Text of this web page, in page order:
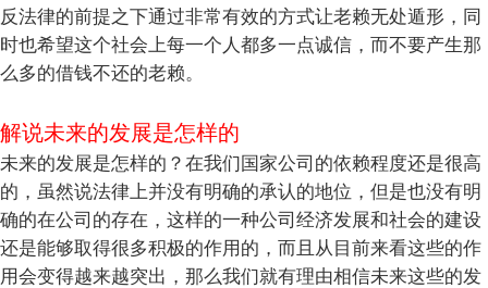
反法律的前提之下通过非常有效的方式让老赖无处遁形，同
时也希望这个社会上每一个人都多一点诚信，而不要产生那
么多的借钱不还的老赖。
解说未来的发展是怎样的
未来的发展是怎样的？在我们国家公司的依赖程度还是很高
的，虽然说法律上并没有明确的承认的地位，但是也没有明
确的在公司的存在，这样的一种公司经济发展和社会的建设
还是能够取得很多积极的作用的，而且从目前来看这些的作
用会变得越来越突出，那么我们就有理由相信未来这些的发